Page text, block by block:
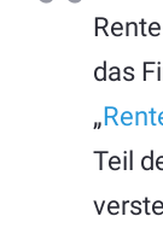
das
„
Teil